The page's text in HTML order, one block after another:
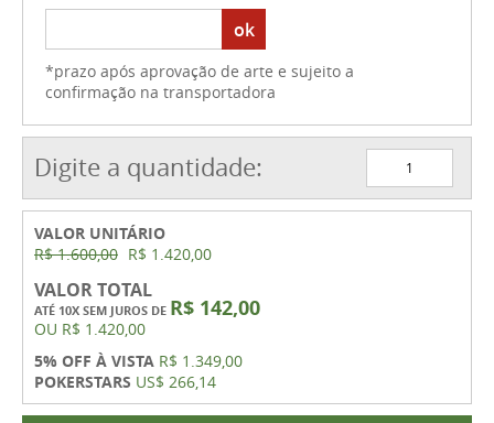
ok
*prazo após aprovação de arte e sujeito a
confirmação na transportadora
Digite a quantidade:
VALOR UNITÁRIO
R$ 1.600,00 R$ 1.420,00
VALOR TOTAL
ATÉ 10X SEM JUROS DE R$ 142,00
OU R$ 1.420,00
5% OFF À VISTA R$ 1.349,00
POKERSTARS US$ 266,14